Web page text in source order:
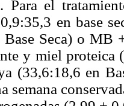
Para el
en base
Seca) o MB
y miel proteica
(33,6:18,6 en
semana